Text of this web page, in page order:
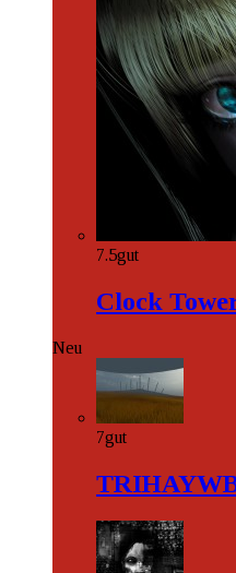
7.5gut
Clock
Neu
7gut